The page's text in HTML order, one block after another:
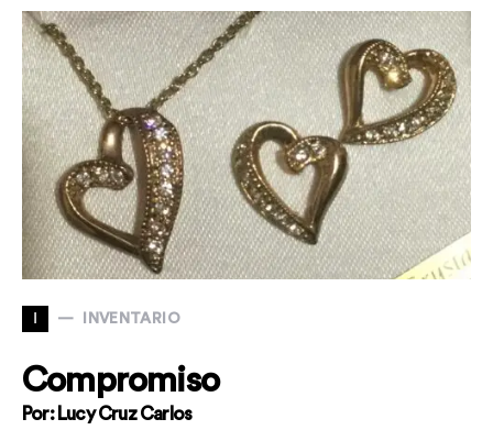
I INVENTARIO
Compromiso
Por: Lucy Cruz Carlos